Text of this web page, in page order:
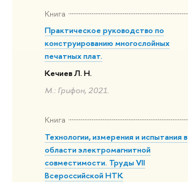
Книга
Практическое руководство по
конструированию многослойных
печатных плат.
Кечиев Л. Н.
М.: Грифон, 2021.
Книга
Технологии, измерения и испытания в
области электромагнитной
совместимости. Труды VII
Всероссийской НТК